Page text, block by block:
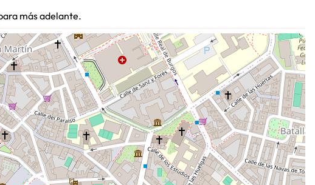
más adelante.